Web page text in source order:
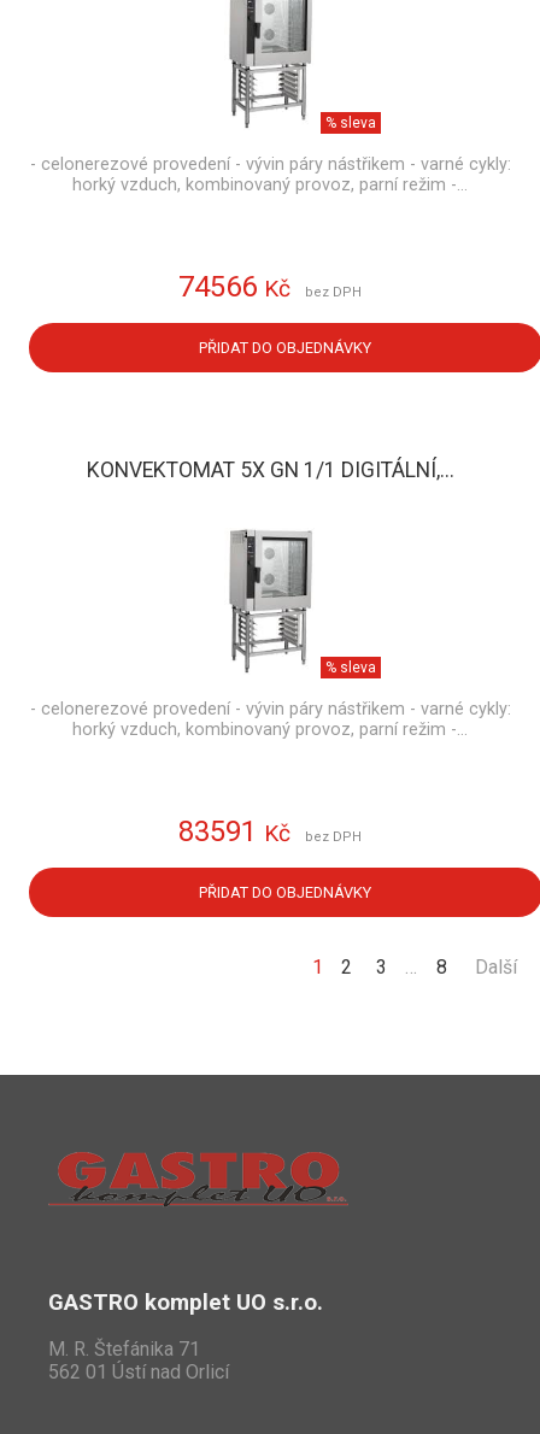
% sleva
- celonerezové provedení - vývin páry nástřikem - varné cykly:
horký vzduch, kombinovaný provoz, parní režim -…
74566 Kč bez DPH
PŘIDAT DO OBJEDNÁVKY
KONVEKTOMAT 5X GN 1/1 DIGITÁLNÍ,...
% sleva
- celonerezové provedení - vývin páry nástřikem - varné cykly:
horký vzduch, kombinovaný provoz, parní režim -…
83591 Kč bez DPH
PŘIDAT DO OBJEDNÁVKY
1 2 3 8 Další
GASTRO komplet UO s.r.o.
M. R. Štefánika 71
562 01 Ústí nad Orlicí